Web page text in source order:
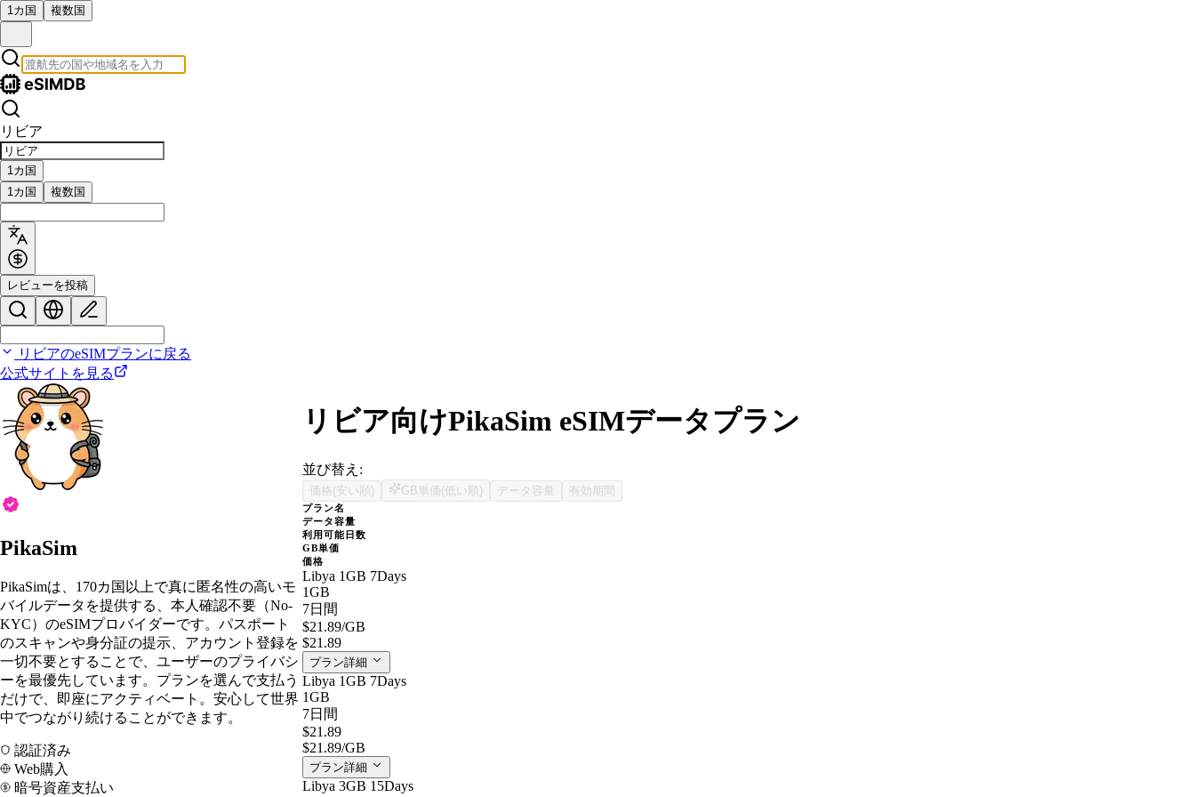
1カ国 複数国
リビア
1カ国
1カ国
複数国
レビューを投稿
リビアのeSIMプランに戻る
公式サイトを見る
PikaSim
PikaSimは、170カ国以上で真に匿名性の高いモ
バイルデータを提供する、本人確認不要（No-
KYC）のeSIMプロバイダーです。パスポート
のスキャンや身分証の提示、アカウント登録を
一切不要とすることで、ユーザーのプライバシ
ーを最優先しています。プランを選んで支払う
だけで、即座にアクティベート。安心して世界
中でつながり続けることができます。
認証済み
Web購入
暗号資産支払い
リビア向けPikaSim eSIMデータプラン
並び替え:
価格(安い順) GB単価(低い順) データ容量 有効期間
プラン名
データ容量
利用可能日数
GB単価
価格
Libya 1GB 7Days
1GB
7日間
$21.89/GB
$21.89
プラン詳細
Libya 1GB 7Days
1GB
7日間
$21.89
$21.89/GB
プラン詳細
Libya 3GB 15Days